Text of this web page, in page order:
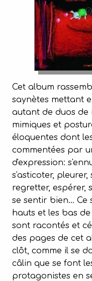
Cet album
saynètes mettant
autant de duos de
mimiques et
éloquentes dont
commentées par
d'expression:
s'asticoter, pleurer,
regretter, espérer,
se sentir bien... Ce
hauts et les bas
sont racontés et
des pages de cet
clôt, comme il se
câlin que se font
protagonistes en